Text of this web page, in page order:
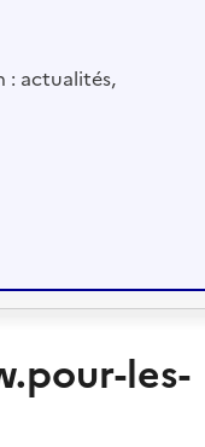
: actualités,
les-